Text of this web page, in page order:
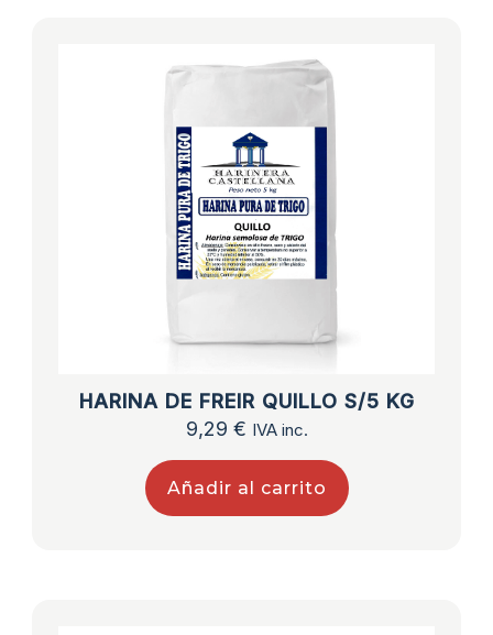
HARINA DE FREIR QUILLO S/5 KG
9,29 € IVA inc.
Añadir al carrito